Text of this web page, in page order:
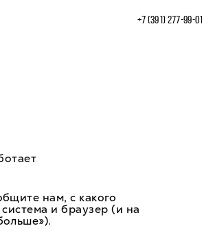
+7 (391) 277‒99‒01
нам, с какого
и браузер (и на